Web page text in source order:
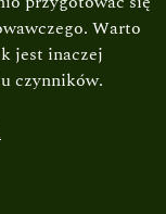
Warto
jest inaczej
czynników.